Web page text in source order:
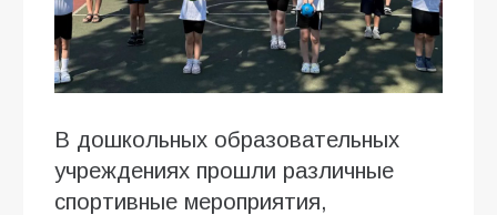
В дошкольных образовательных
учреждениях прошли различные
спортивные мероприятия,